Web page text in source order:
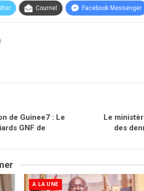
Courriel Facebook Messenger
de Guinee7 : Le
GNF de
Le
des
A LA UNE